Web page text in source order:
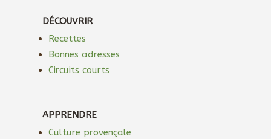
DÉCOUVRIR
Recettes
Bonnes adresses
Circuits courts
APPRENDRE
Culture provençale